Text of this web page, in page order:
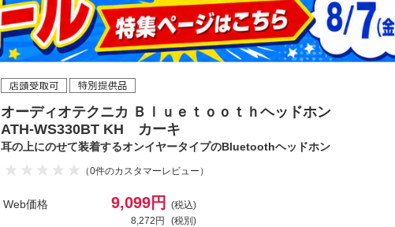
オーディオテクニカ Ｂｌｕｅｔｏｏｔｈヘッドホン
ATH-WS330BT KH カーキ
耳の上にのせて装着するオンイヤータイプのBluetoothヘッドホン
（0件のカスタマーレビュー）
Web価格 9,099円
(税込)
8,272円
(税別)